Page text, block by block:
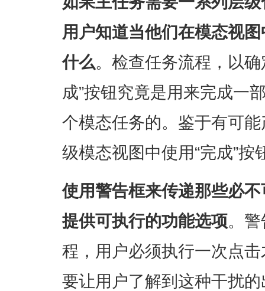
用户知道当他们在模态视
什么。检查任务流程，以
成”按钮究竟是用来完成一
个模态任务的。鉴于有可
级模态视图中使用“完成”按
使用警告框来传递那些必
提供可执行的功能选项。
程，用户必须执行一次点
要让用户了解到这种干扰